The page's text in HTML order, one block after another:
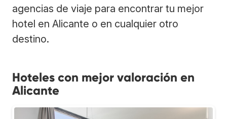
agencias de viaje para encontrar tu mejor
hotel en Alicante o en cualquier otro
destino.
Hoteles con mejor valoración en
Alicante